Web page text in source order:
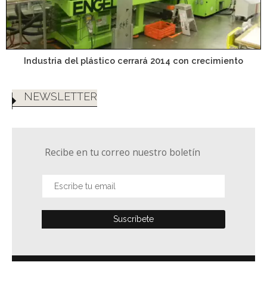
Industria del plástico cerrará 2014 con crecimiento
NEWSLETTER
Recibe en tu correo nuestro boletín